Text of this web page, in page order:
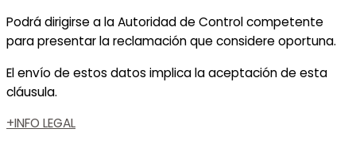
Podrá dirigirse a la Autoridad de Control competente
para presentar la reclamación que considere oportuna.
El envío de estos datos implica la aceptación de esta
cláusula.
+INFO LEGAL